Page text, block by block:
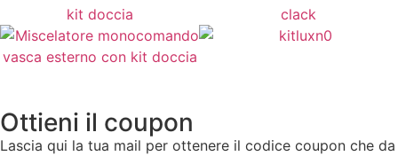
Aggiungi al Carrello
Aggiungi al Carrello
103,00€ 120,00€
Aggiungi al Carrello
Aggiungi al Carrello
Ottieni il coupon
Lascia qui la tua mail per ottenere il codice coupon che da